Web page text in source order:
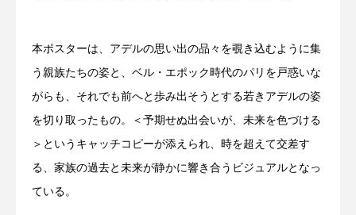
本ポスターは、アデルの思い出の品々を覗き込むように集
う親族たちの姿と、ベル・エポック時代のパリを戸惑いな
がらも、それでも前へと歩み出そうとする若きアデルの姿
を切り取ったもの。＜予期せぬ出会いが、未来を色づける
＞というキャッチコピーが添えられ、時を超えて交差す
る、家族の過去と未来が静かに響き合うビジュアルとなっ
ている。